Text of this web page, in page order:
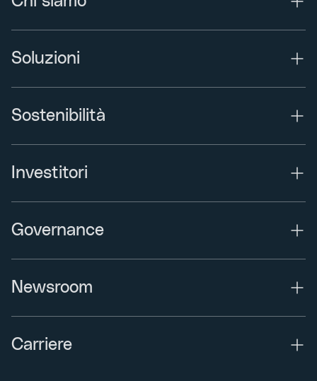
Soluzioni
Sostenibilità
Investitori
Governance
Newsroom
Carriere